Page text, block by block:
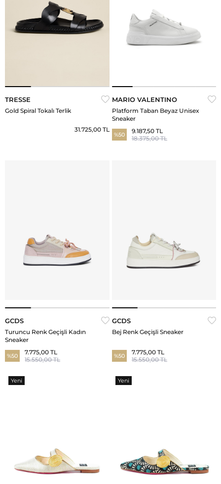
TRESSE
Gold Spiral Tokalı Terlik
31.725,00 TL
MARIO VALENTINO
Platform Taban Beyaz Unisex
Sneaker
%50
9.187,50 TL
18.375,00 TL
GCDS
Turuncu Renk Geçişli Kadın
Sneaker
%50
7.775,00 TL
15.550,00 TL
GCDS
Bej Renk Geçişli Sneaker
%50
7.775,00 TL
15.550,00 TL
Yeni
Yeni